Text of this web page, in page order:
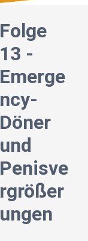
Folge
13 -
Emerge
ncy-
Döner
und
Penisve
rgrößer
ungen